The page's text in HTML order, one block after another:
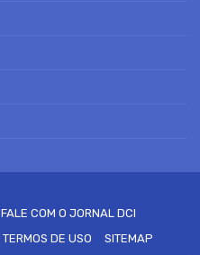
FALE COM O JORNAL DCI
TERMOS DE USO SITEMAP